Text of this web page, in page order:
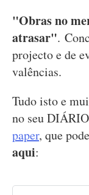
"Obras no
atrasar".
projecto e de
valências.
Tudo isto e
no seu
paper, que
aqui: